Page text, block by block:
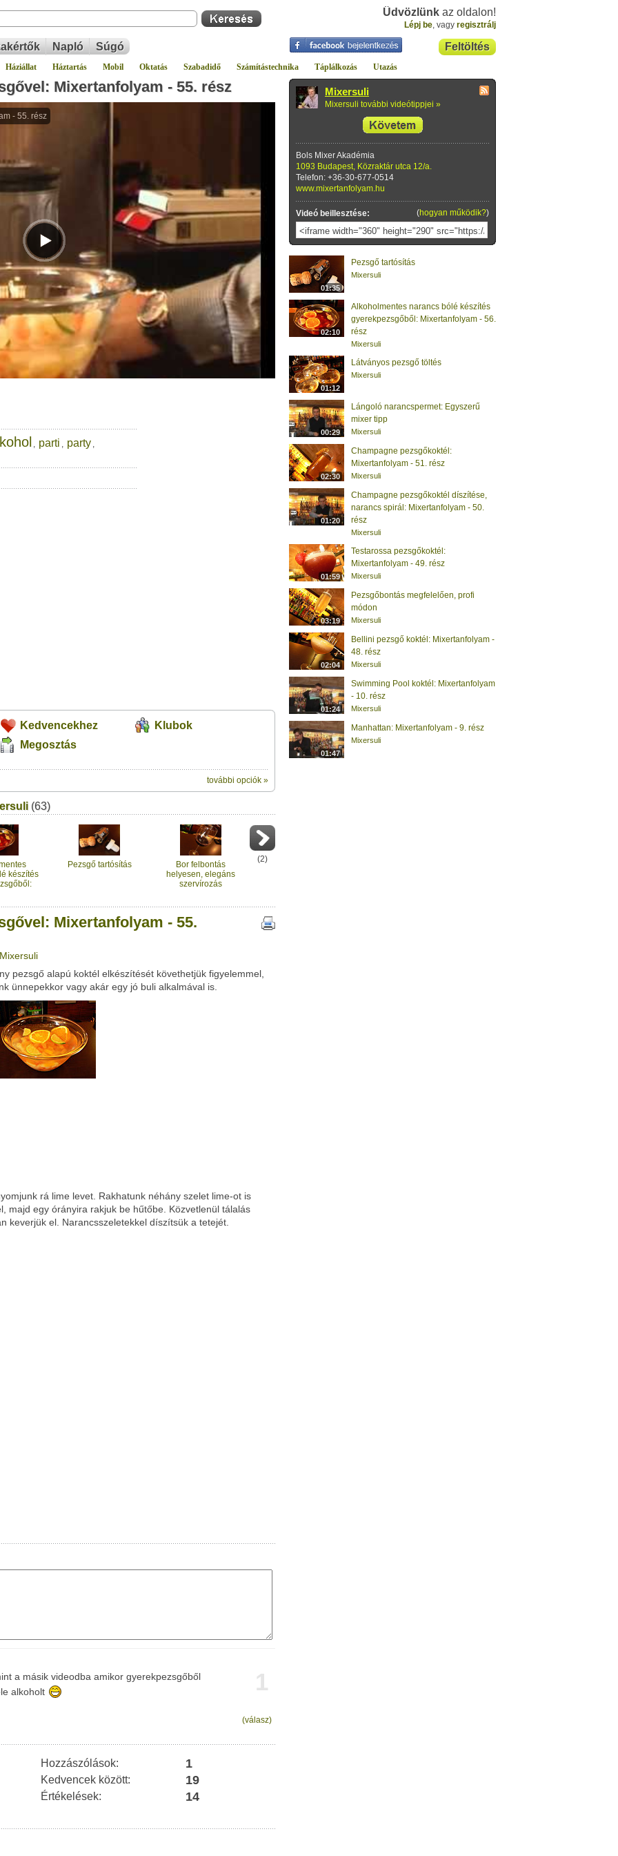
Üdvözlünk az oldalon!
Lépj be, vagy regisztrálj
Feltöltés
Napló Súgó
Háziállat Háztartás Mobil Oktatás Szabadidő Számítástechnika Táplálkozás Utazás
Mixertanfolyam - 55. rész
, parti , party ,
Kedvencekhez
Klubok
Megosztás
további opciók »
- 55. rész" című videótipp
a felületet:
Üzenet (opcionális):
sem.
között
(63)
készítés
Pezsgő tartósítás
Bor felbontás
helyesen, elegáns
szervírozás
(2)
Mixertanfolyam - 55.
pezsgő alapú koktél elkészítését követhetjük figyelemmel,
ünnepekkor vagy akár egy jó buli alkalmával is.
rá lime levet. Rakhatunk néhány szelet lime-ot is
majd egy órányira rakjuk be hűtőbe. Közvetlenül tálalás
keverjük el. Narancsszeletekkel díszítsük a tetejét.
1
a másik videodba amikor gyerekpezsgőből
alkoholt
(válasz)
Hozzászólások: 1
Kedvencek között: 19
Értékelések: 14
Mixersuli
Mixersuli további videótippjei »
Bols Mixer Akadémia
1093 Budapest, Közraktár utca 12/a.
Telefon: +36-30-677-0514
www.mixertanfolyam.hu
Videó beillesztése: (hogyan működik?)
01:35
Pezsgő tartósítás
Mixersuli
02:10
Alkoholmentes narancs bólé készítés
gyerekpezsgőből: Mixertanfolyam - 56.
rész
Mixersuli
01:12
Látványos pezsgő töltés
Mixersuli
00:29
Lángoló narancspermet: Egyszerű
mixer tipp
Mixersuli
02:30
Champagne pezsgőkoktél:
Mixertanfolyam - 51. rész
Mixersuli
01:20
Champagne pezsgőkoktél díszítése,
narancs spirál: Mixertanfolyam - 50.
rész
Mixersuli
01:59
Testarossa pezsgőkoktél:
Mixertanfolyam - 49. rész
Mixersuli
03:19
Pezsgőbontás megfelelően, profi
módon
Mixersuli
02:04
Bellini pezsgő koktél: Mixertanfolyam -
48. rész
Mixersuli
01:24
Swimming Pool koktél: Mixertanfolyam
- 10. rész
Mixersuli
01:47
Manhattan: Mixertanfolyam - 9. rész
Mixersuli